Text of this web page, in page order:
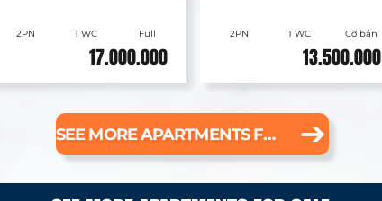
2PN 1 WC Full
17.000.000
2PN 1 WC Cơ bản
13.500.000
SEE MORE APARTMENTS FOR RENT